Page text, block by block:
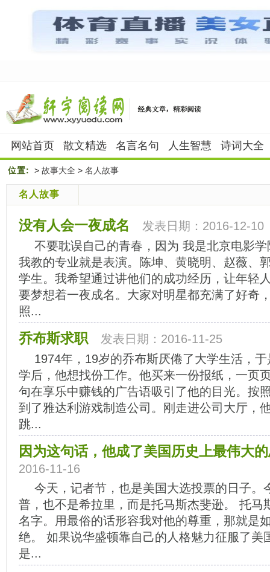
网站首页 散文精选 名言名句 人生智慧 诗词大全
位置: > 故事大全 > 名人故事
名人故事
没有人会一夜成名
发表日期：2016-12-10
不要耽误自己的青春，因为 我是北京电影
我教的专业就是表演。陈坤、黄晓明、赵薇、
学生。我希望通过讲他们的成功经历，让年轻
要梦想着一夜成名。大家对明星都充满了好奇
照...
乔布斯求职
发表日期：2016-11-25
1974年，19岁的乔布斯厌倦了大学生活，
学后，他想找份工作。他买来一份报纸，一页
句在享乐中赚钱的广告语吸引了他的目光。按
到了雅达利游戏制造公司。刚走进公司大厅，
跳...
因为这句话，他成了美国历史上最伟大
2016-11-16
今天，记者节，也是美国大选投票的日子。
普，也不是希拉里，而是托马斯杰斐逊。 托马
名字。用最俗的话形容我对他的尊重，那就是
绝。 如果说华盛顿靠自己的人格魅力征服了美
是...